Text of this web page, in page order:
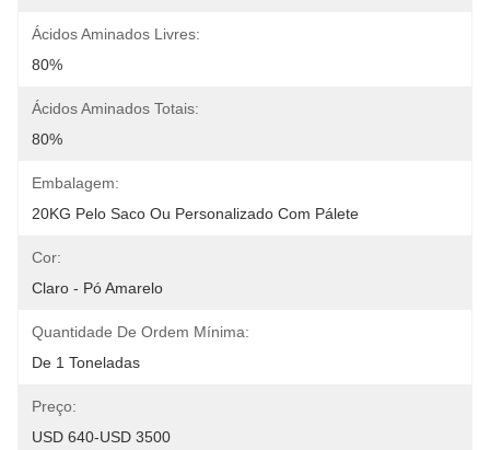
Ácidos Aminados Livres:
80%
Ácidos Aminados Totais:
80%
Embalagem:
20KG Pelo Saco Ou Personalizado Com Pálete
Cor:
Claro - Pó Amarelo
Quantidade De Ordem Mínima:
De 1 Toneladas
Preço:
USD 640-USD 3500